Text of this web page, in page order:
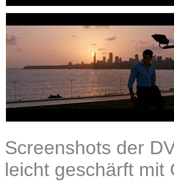
Screenshots der
leicht geschärft mit